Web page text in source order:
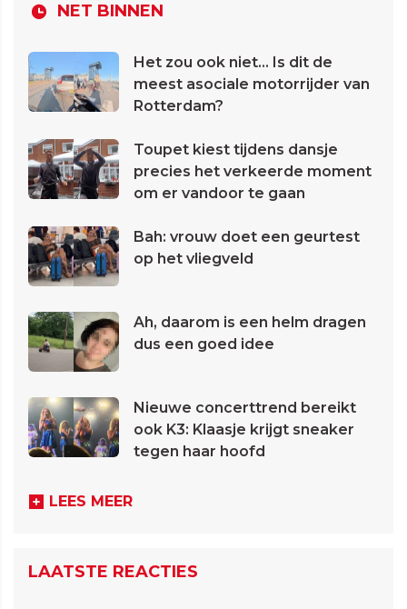
NET BINNEN
Het zou ook niet... Is dit de
meest asociale motorrijder van
Rotterdam?
Toupet kiest tijdens dansje
precies het verkeerde moment
om er vandoor te gaan
Bah: vrouw doet een geurtest
op het vliegveld
Ah, daarom is een helm dragen
dus een goed idee
Nieuwe concerttrend bereikt
ook K3: Klaasje krijgt sneaker
tegen haar hoofd
LEES MEER
LAATSTE REACTIES